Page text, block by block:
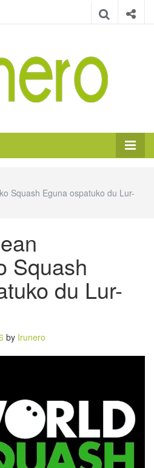
Squash Eguna ospatuko du Lur-
Squash
du Lur-
by Irunero